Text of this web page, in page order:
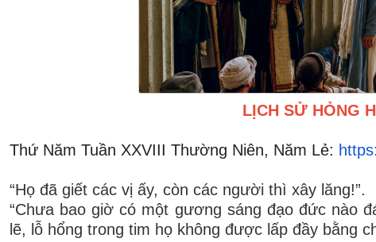
LỊCH SỬ HỎNG
Thứ Năm Tuần XXVIII Thường Niên, Năm Lẻ:
“Họ đã giết các vị ấy, còn các người thì xây lăng!”.
“Chưa bao giờ có một gương sáng đạo đức nào
lẽ, lỗ hổng trong tim họ không được lấp đầy bằng